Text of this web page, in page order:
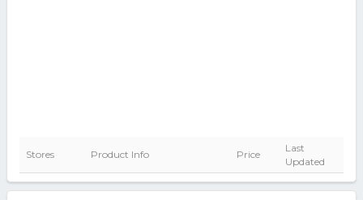
Stores Product Info Price
Last
Updated